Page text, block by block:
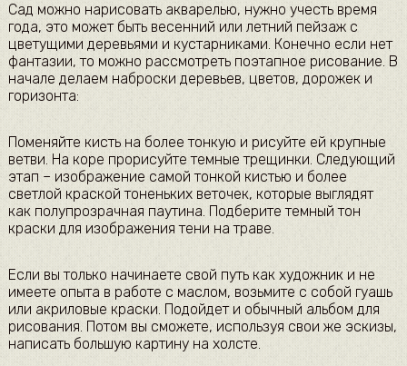
​Сад можно нарисовать акварелью, нужно учесть время
года, это может быть весенний или летний пейзаж с
цветущими деревьями и кустарниками. Конечно если нет
фантазии, то можно рассмотреть поэтапное рисование. В
начале делаем наброски деревьев, цветов, дорожек и
горизонта:​
​Поменяйте кисть на более тонкую и рисуйте ей крупные
ветви. На коре прорисуйте темные трещинки. Следующий
этап – изображение самой тонкой кистью и более
светлой краской тоненьких веточек, которые выглядят
как полупрозрачная паутина. Подберите темный тон
краски для изображения тени на траве.​
​Если вы только начинаете свой путь как художник и не
имеете опыта в работе с маслом, возьмите с собой гуашь
или акриловые краски. Подойдет и обычный альбом для
рисования. Потом вы сможете, используя свои же эскизы,
написать большую картину на холсте.​